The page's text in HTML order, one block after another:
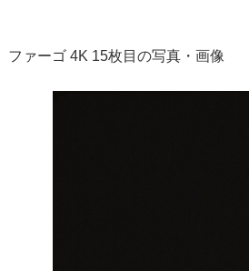
ファーゴ 4K 15枚目の写真・画像